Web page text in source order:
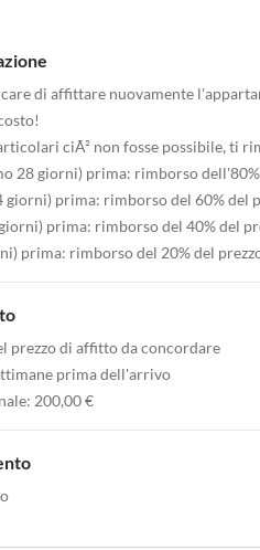
di affittare nuovamente
ciÃ² non fosse possibile, ti
28 giorni) prima: rimborso
giorni) prima: rimborso del 60% del
prima: rimborso del 40% del
prima: rimborso del 20% del
prezzo di affitto da concordare
prima dell'arrivo
200,00 €